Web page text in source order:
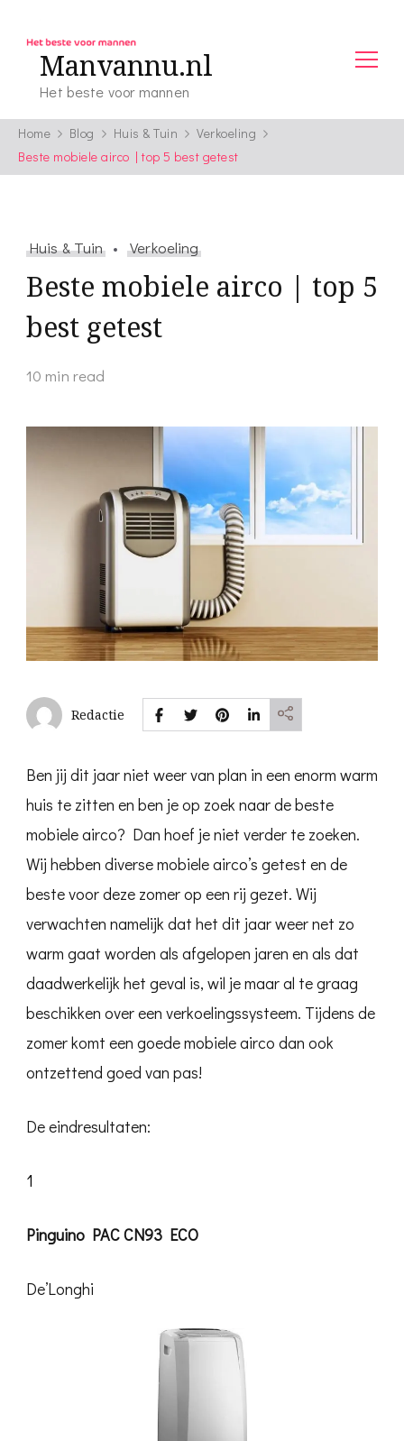
Manvannu.nl
Het beste voor mannen
Home Blog Huis & Tuin
Verkoeling
Beste mobiele airco | top 5 best getest
Huis & Tuin Verkoeling
Beste mobiele airco | top 5
best getest
10 min read
Redactie
Ben jij dit jaar niet weer van plan in een enorm warm
huis te zitten en ben je op zoek naar de beste
mobiele airco? Dan hoef je niet verder te zoeken.
Wij hebben diverse mobiele airco’s getest en de
beste voor deze zomer op een rij gezet. Wij
verwachten namelijk dat het dit jaar weer net zo
warm gaat worden als afgelopen jaren en als dat
daadwerkelijk het geval is, wil je maar al te graag
beschikken over een verkoelingssysteem. Tijdens de
zomer komt een goede mobiele airco dan ook
ontzettend goed van pas!
De eindresultaten:
1
Pinguino PAC CN93 ECO
De’Longhi